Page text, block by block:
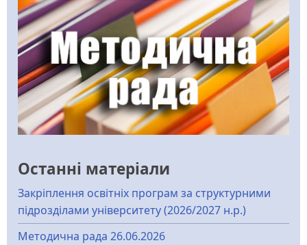
Останні матеріали
Закріплення освітніх програм за структурними
підрозділами університету (2026/2027 н.р.)
Методична рада 26.06.2026